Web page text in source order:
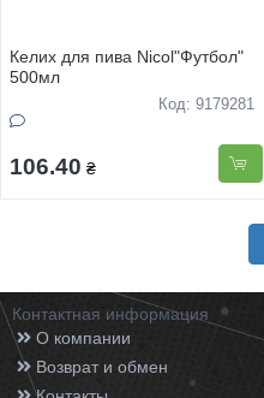
Келих для пива Nicol"Футбол"
500мл
Код: 9179281
106.40 ₴
Контактная информация
О компании
Возврат и обмен